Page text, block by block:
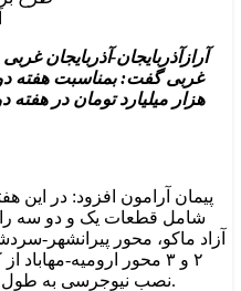
آرازآذربایجان-آذربایجان
هزار میلیارد تومان در هفته
شامل قطعات یک و دو سه
آزاد ماکو، محور پیرانشهر-
۲ و ۳ محور ارومیه-
نصب نیوجرسی به طول ۵ کیلومتر به بهره برداری می رسد.